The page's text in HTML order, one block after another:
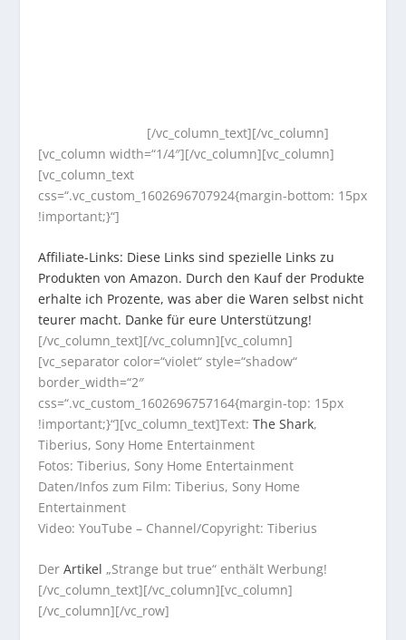
[/vc_column_text][/vc_column]
[vc_column width=“1/4″][/vc_column][vc_column]
[vc_column_text
css=“.vc_custom_1602696707924{margin-bottom: 15px
!important;}“]
Affiliate-Links: Diese Links sind spezielle Links zu
Produkten von Amazon. Durch den Kauf der Produkte
erhalte ich Prozente, was aber die Waren selbst nicht
teurer macht. Danke für eure Unterstützung!
[/vc_column_text][/vc_column][vc_column]
[vc_separator color=“violet“ style=“shadow“
border_width=“2″
css=“.vc_custom_1602696757164{margin-top: 15px
!important;}“][vc_column_text]Text:The Shark,
Tiberius, Sony Home Entertainment
Fotos: Tiberius, Sony Home Entertainment
Daten/Infos zum Film: Tiberius, Sony Home
Entertainment
Video: YouTube – Channel/Copyright: Tiberius
DerArtikel „Strange but true“ enthält Werbung!
[/vc_column_text][/vc_column][vc_column]
[/vc_column][/vc_row]